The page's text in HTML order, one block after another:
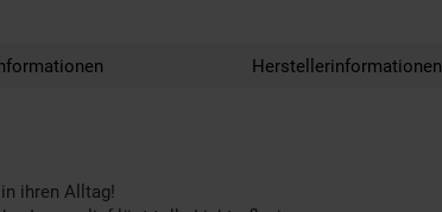
Herstellerinformationen
ihren Alltag!